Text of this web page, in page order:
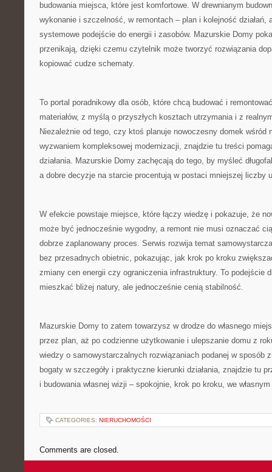
budowania miejsca, które jest komfortowe. W drewnianym
wykonanie i szczelność, w remontach – plan i kolejność działań,
systemowe podejście do energii i zasobów. Mazurskie Domy
przenikają, dzięki czemu czytelnik może tworzyć rozwiązania
kopiować cudze schematy.
To portal poradnikowy dla osób, które chcą budować i
materiałów, z myślą o przyszłych kosztach utrzymania i z
Niezależnie od tego, czy ktoś planuje nowoczesny domek wśród
wyzwaniem kompleksowej modernizacji, znajdzie tu treści
działania. Mazurskie Domy zachęcają do tego, by myśleć
a dobre decyzje na starcie procentują w postaci mniejszej liczby
W efekcie powstaje miejsce, które łączy wiedzę i pokazuje, że
może być jednocześnie wygodny, a remont nie musi oznaczać
dobrze zaplanowany proces. Serwis rozwija temat
bez przesadnych obietnic, pokazując, jak krok po kroku
zmiany cen energii czy ograniczenia infrastruktury. To podejście
mieszkać bliżej natury, ale jednocześnie cenią stabilność.
Mazurskie Domy to zatem towarzysz w drodze do własnego
przez plan, aż po codzienne użytkowanie i ulepszanie domu z
wiedzy o samowystarczalnych rozwiązaniach podanej w sposób
bogaty w szczegóły i praktyczne kierunki działania, znajdzie tu
i budowania własnej wizji – spokojnie, krok po kroku, we
CATEGORIES: NIERUCHOMOŚCI
Comments are closed.